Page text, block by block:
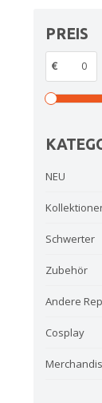
PREIS
€
NEU
Schwerter
Zubehör
Andere
Cosplay